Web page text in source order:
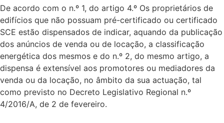
De acordo com o n.º 1, do artigo 4.º Os proprietários de
edifícios que não possuam pré-certificado ou certificado
SCE estão dispensados de indicar, aquando da publicação
dos anúncios de venda ou de locação, a classificação
energética dos mesmos e do n.º 2, do mesmo artigo, a
dispensa é extensível aos promotores ou mediadores da
venda ou da locação, no âmbito da sua actuação, tal
como previsto no Decreto Legislativo Regional n.º
4/2016/A, de 2 de fevereiro.